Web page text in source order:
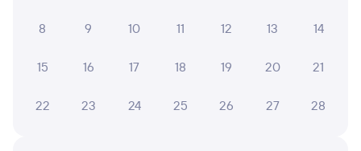
12:20 21:18
8 ч 58 м в пути
8 9 10 11 12 13 14
15 16 17 18 19 20 21
22 23 24 25 26 27 28